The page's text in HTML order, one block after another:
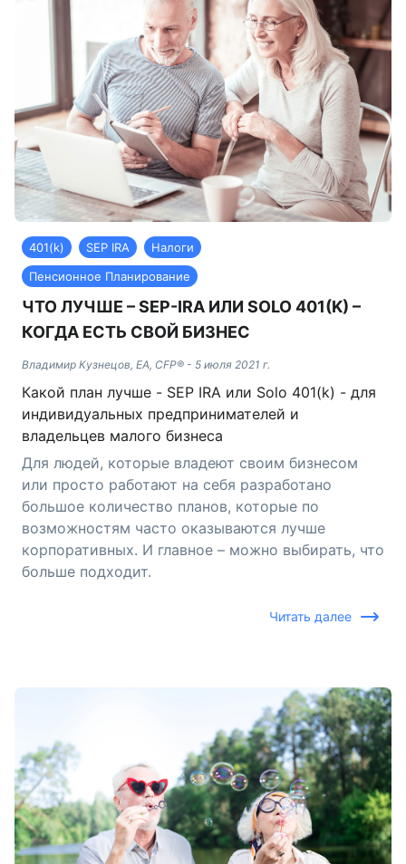
401(k) SEP IRA
Налоги
Пенсионное Планирование
ЧТО ЛУЧШЕ – SEP-IRA ИЛИ SOLO 401(K) –
КОГДА ЕСТЬ СВОЙ БИЗНЕС
Владимир Кузнецов, EA, CFP® - 5 июля 2021 г.
Какой план лучше - SEP IRA или Solo 401(k) - для
индивидуальных предпринимателей и
владельцев малого бизнеса
Для людей, которые владеют своим бизнесом
или просто работают на себя разработано
большое количество планов, которые по
возможностям часто оказываются лучше
корпоративных. И главное – можно выбирать, что
больше подходит.
Читать далее